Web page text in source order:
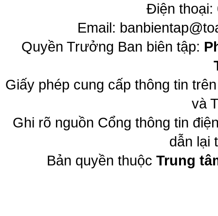
Điện thoại:
Email:
Quyền Trưởng Ban biên tập:
Giấy phép cung cấp thông tin
và
Ghi rõ nguồn Cổng thông tin
dẫn lại
Bản quyền thuộc Trung